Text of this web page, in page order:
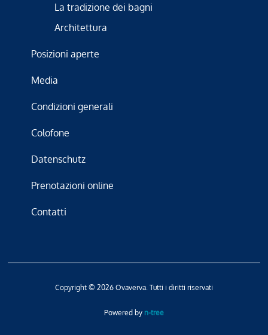
La tradizione dei bagni
Architettura
Posizioni aperte
Media
Condizioni generali
Colofone
Datenschutz
Prenotazioni online
Contatti
Copyright © 2026 Ovaverva. Tutti i diritti riservati
Powered by n-tree